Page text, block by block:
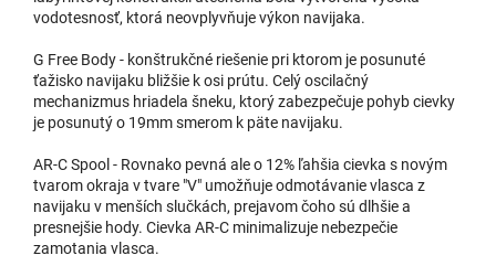
vodotesnosť, ktorá neovplyvňuje výkon navijaka.
G Free Body - konštrukčné riešenie pri ktorom je posunuté
ťažisko navijaku bližšie k osi prútu. Celý oscilačný
mechanizmus hriadela šneku, ktorý zabezpečuje pohyb cievky
je posunutý o 19mm smerom k päte navijaku.
AR-C Spool - Rovnako pevná ale o 12% ľahšia cievka s novým
tvarom okraja v tvare "V" umožňuje odmotávanie vlasca z
navijaku v menších slučkách, prejavom čoho sú dlhšie a
presnejšie hody. Cievka AR-C minimalizuje nebezpečie
zamotania vlasca.